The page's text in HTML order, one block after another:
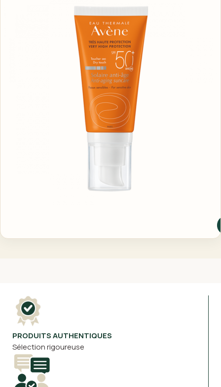
PRODUITS AUTHENTIQUES
Sélection rigoureuse